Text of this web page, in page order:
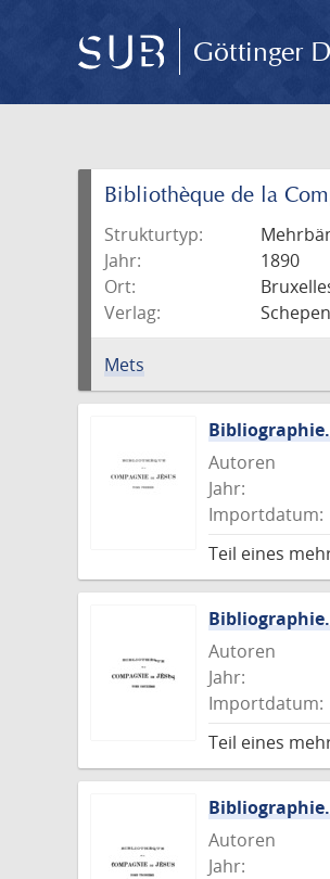
Göttinger
Bibliothèque de la
Strukturtyp:
Jahr:
1890
Ort:
Verlag:
Mets
Autoren
Jahr:
Importdatum:
Teil eines
Autoren
Jahr:
Importdatum:
Teil eines
Autoren
Jahr: